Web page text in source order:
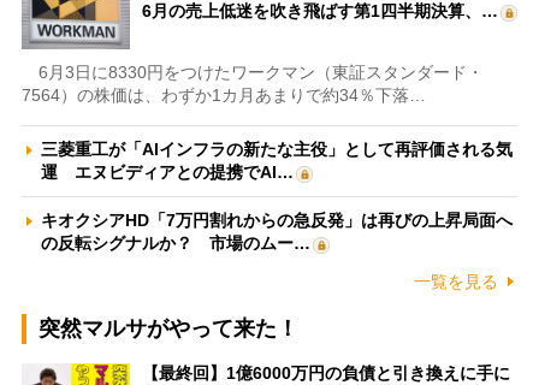
6月の売上低迷を吹き飛ばす第1四半期決算、…
6月3日に8330円をつけたワークマン（東証スタンダード・
7564）の株価は、わずか1カ月あまりで約34％下落…
三菱重工が「AIインフラの新たな主役」として再評価される気
運 エヌビディアとの提携でAI…
キオクシアHD「7万円割れからの急反発」は再びの上昇局面へ
の反転シグナルか？ 市場のムー…
一覧を見る
突然マルサがやって来た！
【最終回】1億6000万円の負債と引き換えに手に